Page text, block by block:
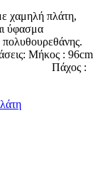
χαμηλή πλάτη,
ύφασμα
Μήκος : 96cm
Πάχος :